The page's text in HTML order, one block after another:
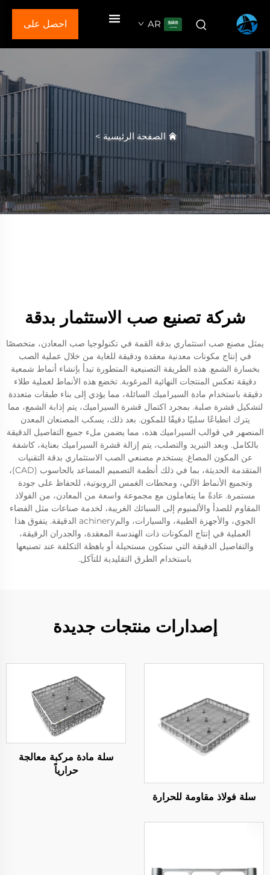
AR احصل على
الصفحة الرئيسية>
شركة تصنيع صب الاستثمار بدقة
يمثل مصنع صب استثماري بدقة القمة في تكنولوجيا صب المعادن، متخصصًا
في إنتاج مكونات معدنية معقدة ودقيقة للغاية من خلال عملية الصب
بخسارة الشمع. هذه الطريقة التصنيعية المتطورة تبدأ بإنشاء أنماط شمعية
دقيقة تعكس المنتجات النهائية المرغوبة. تخضع هذه الأنماط لعملية طلاء
دقيقة باستخدام مادة السيراميك السائلة، مما يؤدي إلى بناء طبقات متعددة
لتشكيل قشرة صلبة. بمجرد اكتمال قشرة السيراميك، يتم إذابة الشمع، مما
يترك انطباعًا سلبيًا دقيقًا للمكون. بعد ذلك، يسكب المصنعان المعدن
المنصهر في قوالب السيراميك هذه، مما يضمن ملء جميع التفاصيل الدقيقة
بالكامل. وبعد التبريد والتصلب، يتم إزالة قشرة السيراميك بعناية، كاشفة
عن المكون المصاغ. يستخدم مصنعي الصب الاستثماري بدقة التقنيات
المتقدمة الحديثة، بما في ذلك أنظمة التصميم المساعد بالحاسوب (CAD)،
وتجميع الأنماط الآلي، ومحطات الغمس الروبوتية، للحفاظ على جودة
مستمرة. عادةً ما يتعاملون مع مجموعة واسعة من المعادن، من الفولاذ
المقاوم للصدأ والألمنيوم إلى السبائك الغريبة، لخدمة صناعات مثل الفضاء
الجوي، والأجهزة الطبية، والسيارات، والمachinery الدقيقة. يتفوق هذا
العملية في إنتاج المكونات ذات الهندسة المعقدة، والجدران الرقيقة،
والتفاصيل الدقيقة التي ستكون مستحيلة أو باهظة التكلفة عند تصنيعها
باستخدام الطرق التقليدية للتآكل.
إصدارات منتجات جديدة
سلة فولاذ مقاومة للحرارة
سلة مادة مركبة معالجة
حرارياً